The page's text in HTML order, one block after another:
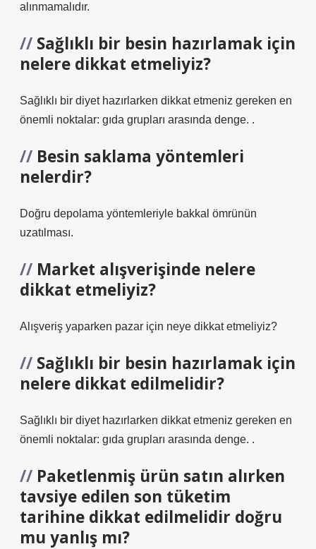
alınmamalıdır.
Sağlıklı bir besin hazırlamak için
nelere dikkat etmeliyiz?
Sağlıklı bir diyet hazırlarken dikkat etmeniz gereken en
önemli noktalar: gıda grupları arasında denge. .
Besin saklama yöntemleri
nelerdir?
Doğru depolama yöntemleriyle bakkal ömrünün
uzatılması.
Market alışverişinde nelere
dikkat etmeliyiz?
Alışveriş yaparken pazar için neye dikkat etmeliyiz?
Sağlıklı bir besin hazırlamak için
nelere dikkat edilmelidir?
Sağlıklı bir diyet hazırlarken dikkat etmeniz gereken en
önemli noktalar: gıda grupları arasında denge. .
Paketlenmiş ürün satın alırken
tavsiye edilen son tüketim
tarihine dikkat edilmelidir doğru
mu yanlış mı?